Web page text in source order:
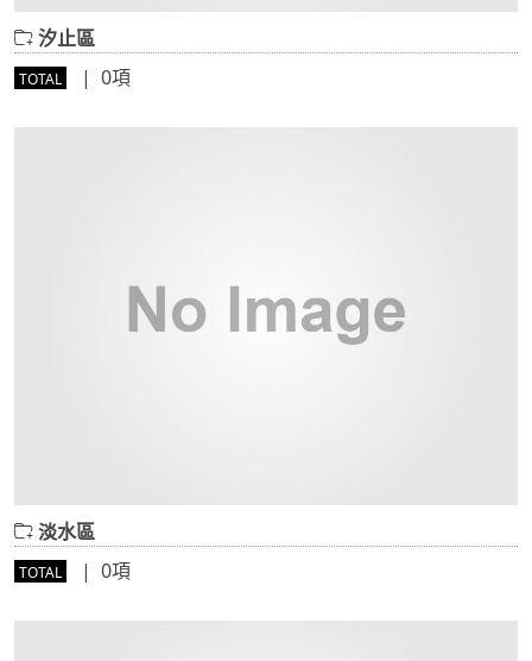
汐止區
TOTAL | 0項
淡水區
TOTAL | 0項